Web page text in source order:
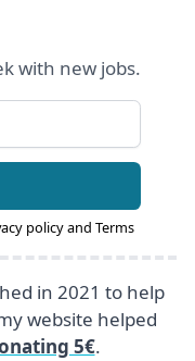
with new jobs.
policyand Terms
in 2021 to help
website helped
5€.